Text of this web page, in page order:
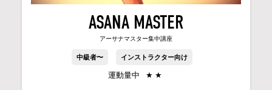
ASANA MASTER
アーサナマスター集中講座
中級者〜 インストラクター向け
運動量中 ★ ★